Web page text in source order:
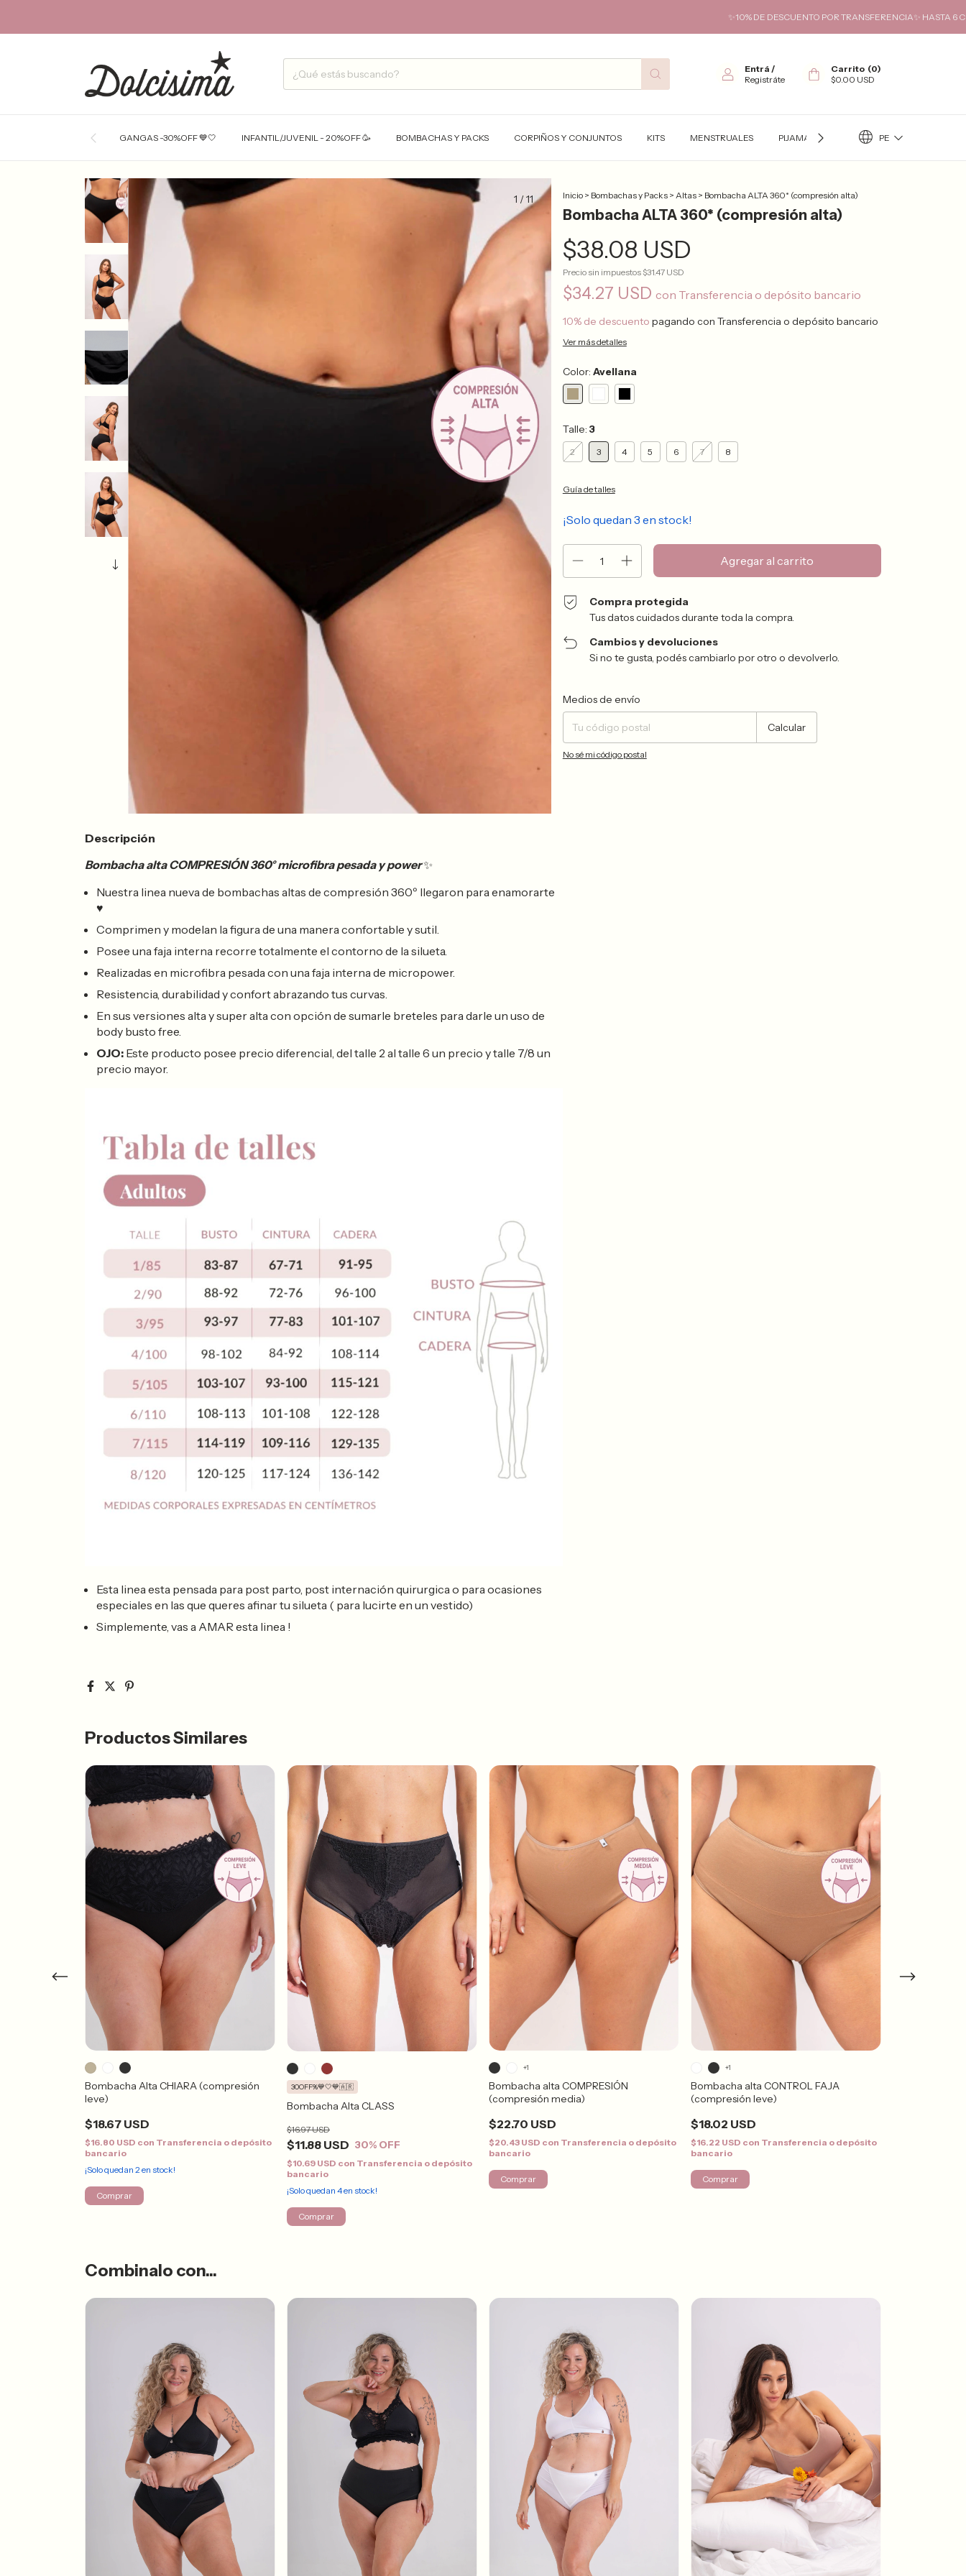
✨10% DE DESCUENTO POR TRANSFERENCIA✨ HASTA 6 CUOTAS
Entrá /
Registráte
Carrito (0)
$0.00 USD
GANGAS -30%OFF 💙🤍 INFANTIL/JUVENIL - 20%OFF 🥳 BOMBACHAS Y PACKS CORPIÑOS Y CONJUNTOS KITS MENSTRUALES PIJAMAS TÉRMICOPE
1 /11 Inicio > Bombachas y Packs > Altas > Bombacha ALTA 360* (compresión alta)
Bombacha ALTA 360* (compresión alta)
$38.08 USD
Precio sin impuestos $31.47 USD
$34.27 USD con Transferencia o depósito bancario
10% de descuento pagando con Transferencia o depósito bancario
Ver más detalles
Color: Avellana
Talle: 3
2 3 4 5 6 7 8
Guía de talles
¡Solo quedan 3 en stock!
Compra protegida
Tus datos cuidados durante toda la compra.
Cambios y devoluciones
Si no te gusta, podés cambiarlo por otro o devolverlo.
Entregas para el CP:
Medios de envío
Calcular
No sé mi código postal
Descripción
Bombacha alta COMPRESIÓN 360° microfibra pesada y power✨
Nuestra linea nueva de bombachas altas de compresión 360º llegaron para enamorarte
♥
Comprimen y modelan la figura de una manera confortable y sutil.
Posee una faja interna recorre totalmente el contorno de la silueta.
Realizadas en microfibra pesada con una faja interna de micropower.
Resistencia, durabilidad y confort abrazando tus curvas.
En sus versiones alta y super alta con opción de sumarle breteles para darle un uso de
body busto free.
OJO: Este producto posee precio diferencial, del talle 2 al talle 6 un precio y talle 7/8 un
precio mayor.
Esta linea esta pensada para post parto, post internación quirurgica o para ocasiones
especiales en las que queres afinar tu silueta ( para lucirte en un vestido)
Simplemente, vas a AMAR esta linea !
Productos Similares
Bombacha Alta CHIARA (compresión
leve)
$18.67 USD
$16.80 USD con Transferencia o depósito
bancario
¡Solo quedan 2en stock!
Comprar
Bombacha Alta CLASS
$11.88 USD
$16.97 USD
30% OFF
30OFF%💙🤍💙🇦🇷
$10.69 USD con Transferencia o depósito
bancario
¡Solo quedan 4en stock!
Comprar
Bombacha alta COMPRESIÓN
(compresión media)
$22.70 USD
$20.43 USD con Transferencia o depósito
bancario
+1
Comprar
Bombacha alta CONTROL FAJA
(compresión leve)
$18.02 USD
$16.22 USD con Transferencia o depósito
bancario
+1
Comprar
Combinalo con...